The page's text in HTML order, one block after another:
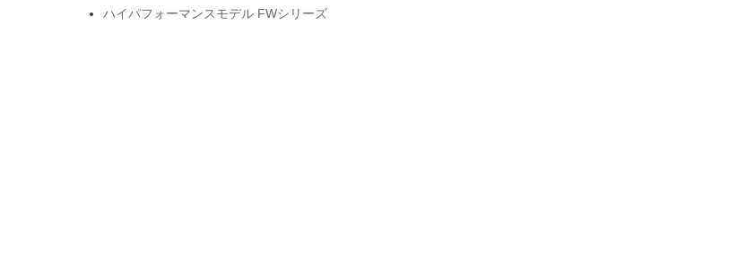
ハイパフォーマンスモデル FWシリーズ